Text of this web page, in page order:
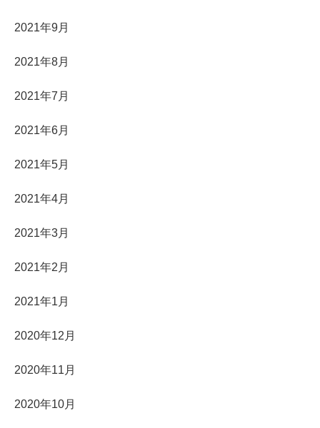
2021年9月
2021年8月
2021年7月
2021年6月
2021年5月
2021年4月
2021年3月
2021年2月
2021年1月
2020年12月
2020年11月
2020年10月